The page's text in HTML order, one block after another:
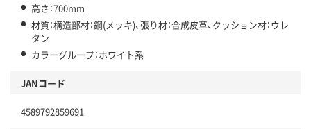
高さ：700mm
材質：構造部材：鋼(メッキ)、張り材：合成皮革、クッション材：ウレ
タン
カラーグループ：ホワイト系
JANコード
4589792859691